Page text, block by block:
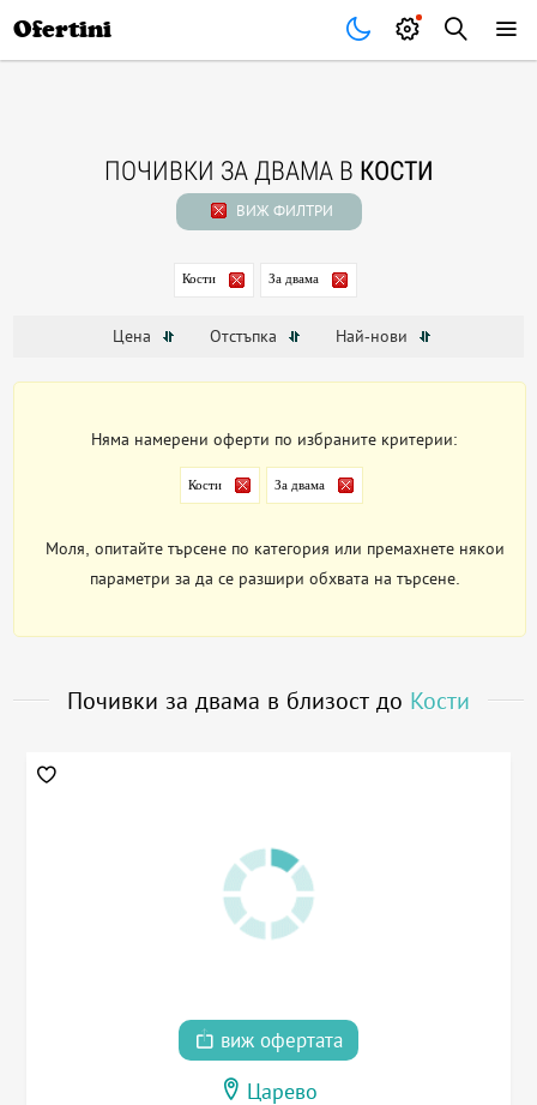
Ofertini
ПОЧИВКИ ЗА ДВАМА В КОСТИ
ВИЖ ФИЛТРИ
Кости За двама
Цена Отстъпка Най-нови
Няма намерени оферти по избраните критерии:
Кости За двама
Моля, опитайте търсене по категория или премахнете някои
параметри за да се разшири обхвата на търсене.
Почивки за двама в близост до Кости
виж офертата
Царево